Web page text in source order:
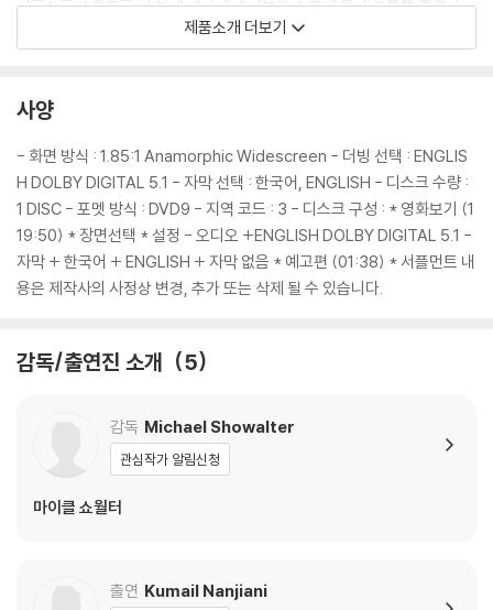
이는 이례적인 일로 평단과 관객에게 실화의 감동과 울림을 전한 스토리의
진정성을 다시 한번 방증한 것이라 의미가 크다.
할리우드의 연기파 배우들을 사로잡은 시나리오! 특급 조연진으로 출연하
시나리오의 진정성으로 완성된 역대급 캐스팅!
영화 '빅 식'은 실제 사연의 주인공이기도 한 쿠마일 난지아니와 할리우드
로맨스 샛별로 떠오른 신예 조 카잔은 물론 할리우드에서 연기파 배우로
손꼽히는 홀리 헌터, 레이 로마노, 아누커 팜 등 화려한 캐스팅으로 제작 단
계부터 관객들의 신뢰와 기대를 받은 작품이다.
3), '피아노'(1993) 등 세계 영화사에 남을 명연기를 선보여, 아카데미를
다. 그녀는 시나리오의 진솔함이 매우 특별하다고 느껴져서 출연을 결정했
으며, 빼어난 연기는 물론 현장 분위기메이커로서 활약하며 영화 안팎의
중심을 책임졌다. 특히 코마 상태에 빠진 딸 ‘에밀리’와 엄마의 유대감을 보
여주기 위한 장치로 “Love”가 각인된 두 개의 목걸이를 나눠 끼는 설정을
에미상 코미디 부문 주연상을 받은 코미디언 겸 배우다. 2003년, 2005년
제품소개 더보기
사양
- 화면 방식 : 1.85:1 Anamorphic Widescreen - 더빙 선택 : ENGLIS
H DOLBY DIGITAL 5.1 - 자막 선택 : 한국어, ENGLISH - 디스크 수량 :
1 DISC - 포멧 방식 : DVD9 - 지역 코드 : 3 - 디스크 구성 : * 영화보기 (1
19:50) * 장면선택 * 설정 - 오디오 +ENGLISH DOLBY DIGITAL 5.1 -
자막 + 한국어 + ENGLISH + 자막 없음 * 예고편 (01:38) * 서플먼트 내
용은 제작사의 사정상 변경, 추가 또는 삭제 될 수 있습니다.
감독/출연진 소개 5
감독 Michael Showalter
관심작가 알림신청
마이클 쇼월터
출연 Kumail Nanjiani